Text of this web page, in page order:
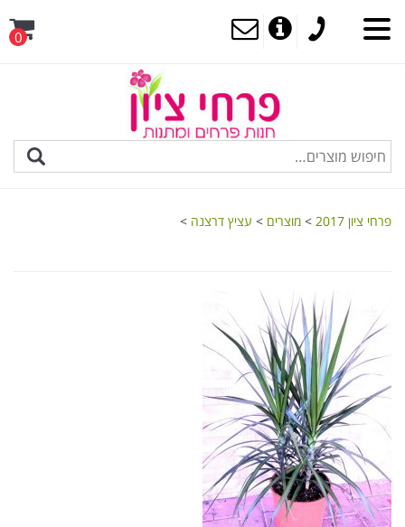
0
פרחי ציון 2017 > מוצרים > עציץ דרצנה >